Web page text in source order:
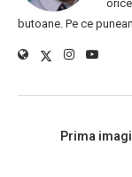
butoane. Pe ce
Prima